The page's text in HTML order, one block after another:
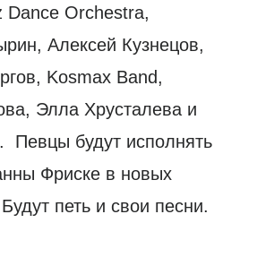
Orchestra,
Алексей Кузнецов,
Kosmax Band,
Элла Хрусталева и
Певцы будут исполнять
Фриске в новых
петь и свои песни.